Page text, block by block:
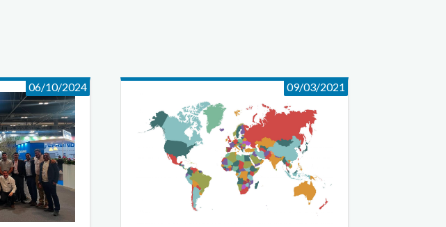
06/10/2024 09/03/2021